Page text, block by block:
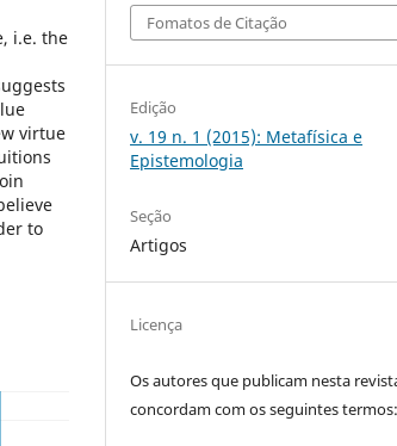
i.e. the
virtue
to
Fomatos de Citação
Edição
v. 19 n. 1 (2015): Metafísica e
Epistemologia
Seção
Artigos
Licença
Os autores que publicam nesta
concordam com os seguintes termos: